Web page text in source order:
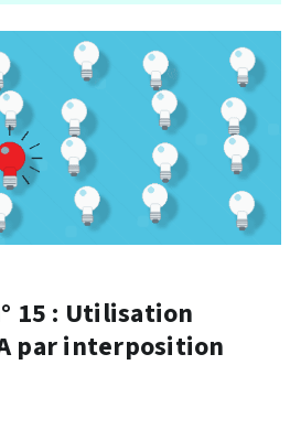
15 : Utilisation
par interposition